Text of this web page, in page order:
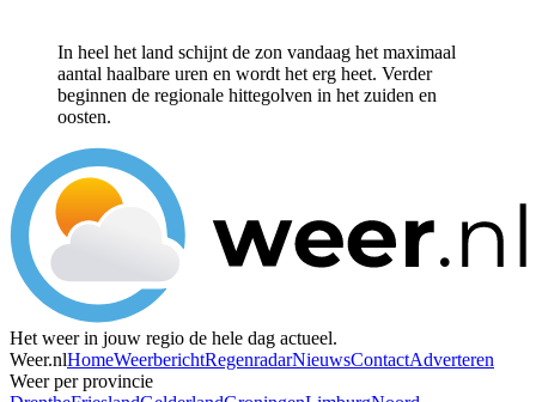
In heel het land schijnt de zon vandaag het maximaal
aantal haalbare uren en wordt het erg heet. Verder
beginnen de regionale hittegolven in het zuiden en
oosten.
Het weer in jouw regio de hele dag actueel.
Weer.nlHomeWeerberichtRegenradarNieuwsContactAdverteren
Weer per provincie